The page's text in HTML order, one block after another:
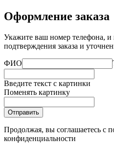
Оформление заказа
Укажите ваш номер телефона,
подтверждения заказа и
ФИО
Введите текст с картинки
Поменять картинку
Отправить
Продолжая, вы соглашаетесь с
конфиденциальности